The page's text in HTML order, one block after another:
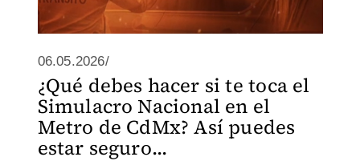
06.05.2026/
¿Qué debes hacer si te toca el
Simulacro Nacional en el
Metro de CdMx? Así puedes
estar seguro...